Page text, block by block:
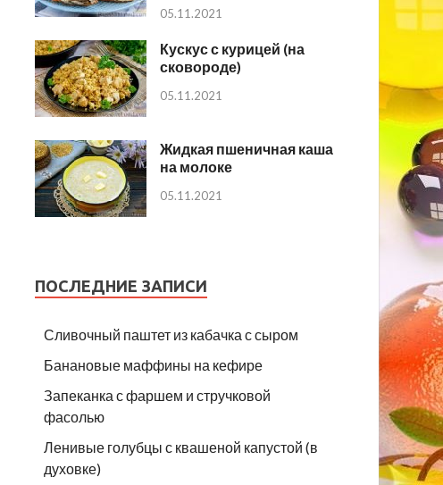
05.11.2021
Кускус с курицей (на
сковороде)
05.11.2021
Жидкая пшеничная каша
на молоке
05.11.2021
ПОСЛЕДНИЕ ЗАПИСИ
Сливочный паштет из кабачка с сыром
Банановые маффины на кефире
Запеканка с фаршем и стручковой
фасолью
Ленивые голубцы с квашеной капустой (в
духовке)